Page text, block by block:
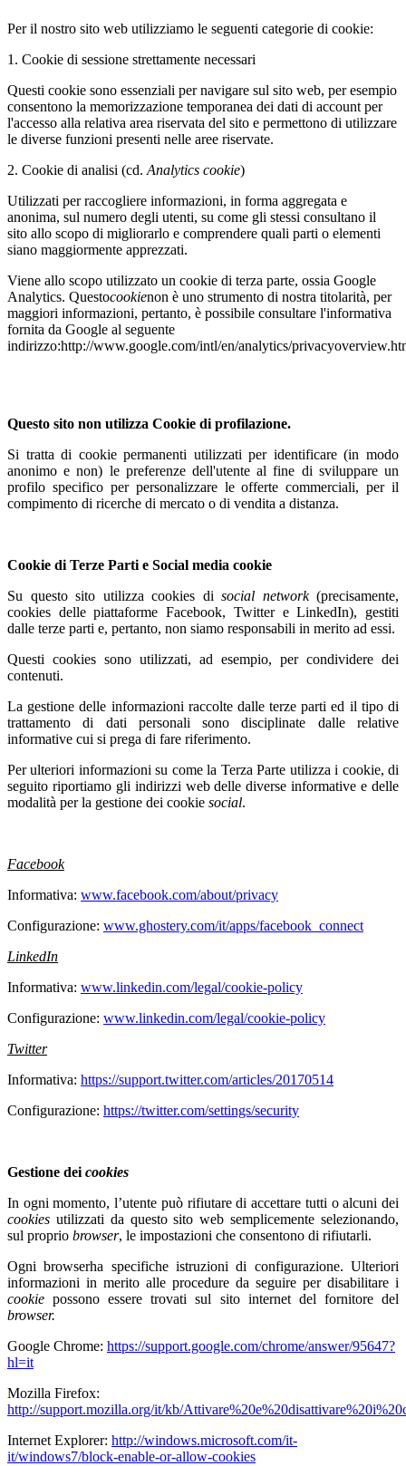
Per il nostro sito web utilizziamo le seguenti categorie di cookie:
1. Cookie di sessione strettamente necessari
Questi cookie sono essenziali per navigare sul sito web, per esempio
consentono la memorizzazione temporanea dei dati di account per
l'accesso alla relativa area riservata del sito e permettono di utilizzare
le diverse funzioni presenti nelle aree riservate.
2. Cookie di analisi (cd. Analytics cookie)
Utilizzati per raccogliere informazioni, in forma aggregata e
anonima, sul numero degli utenti, su come gli stessi consultano il
sito allo scopo di migliorarlo e comprendere quali parti o elementi
siano maggiormente apprezzati.
Viene allo scopo utilizzato un cookie di terza parte, ossia Google
Analytics. Questocookienon è uno strumento di nostra titolarità, per
maggiori informazioni, pertanto, è possibile consultare l'informativa
fornita da Google al seguente
indirizzo:http://www.google.com/intl/en/analytics/
Questo sito non utilizza Cookie di profilazione.
Si tratta di cookie permanenti utilizzati per identificare (in modo
anonimo e non) le preferenze dell'utente al fine di sviluppare un
profilo specifico per personalizzare le offerte commerciali, per il
compimento di ricerche di mercato o di vendita a distanza.
Cookie di Terze Parti e Social media cookie
Su questo sito utilizza cookies di social network(precisamente,
cookies delle piattaforme Facebook, Twitter e LinkedIn), gestiti
dalle terze parti e, pertanto, non siamo responsabili in merito ad essi.
Questi cookies sono utilizzati, ad esempio, per condividere dei
contenuti.
La gestione delle informazioni raccolte dalle terze parti ed il tipo di
trattamento di dati personali sono disciplinate dalle relative
informative cui si prega di fare riferimento.
Per ulteriori informazioni su come la Terza Parte utilizza i cookie, di
seguito riportiamo gli indirizzi web delle diverse informative e delle
modalità per la gestione dei cookie social.
Facebook
Informativa: www.facebook.com/about/privacy
Configurazione: www.ghostery.com/it/apps/facebook_connect
LinkedIn
Informativa: www.linkedin.com/legal/cookie-policy
Configurazione: www.linkedin.com/legal/cookie-policy
Twitter
Informativa: https://support.twitter.com/articles/20170514
Configurazione: https://twitter.com/settings/security
Gestione dei cookies
In ogni momento, l’utente può rifiutare di accettare tutti o alcuni dei
cookies utilizzati da questo sito web semplicemente selezionando,
sul proprio browser, le impostazioni che consentono di rifiutarli.
Ogni browserha specifiche istruzioni di configurazione. Ulteriori
informazioni in merito alle procedure da seguire per disabilitare i
cookiepossono essere trovati sul sito internet del fornitore del
browser.
Google Chrome: https://support.google.com/chrome/answer/95647?
hl=it
Mozilla Firefox:
http://support.mozilla.org/it/kb/
Internet Explorer: http://windows.microsoft.com/it-
it/windows7/block-enable-or-allow-cookies